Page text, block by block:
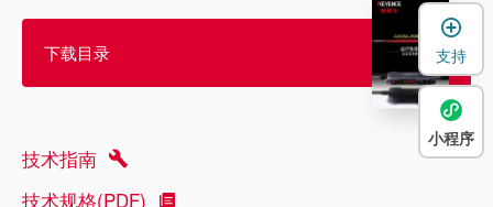
下载目录
技术指南
技术规格(PDF)
支持
小程序